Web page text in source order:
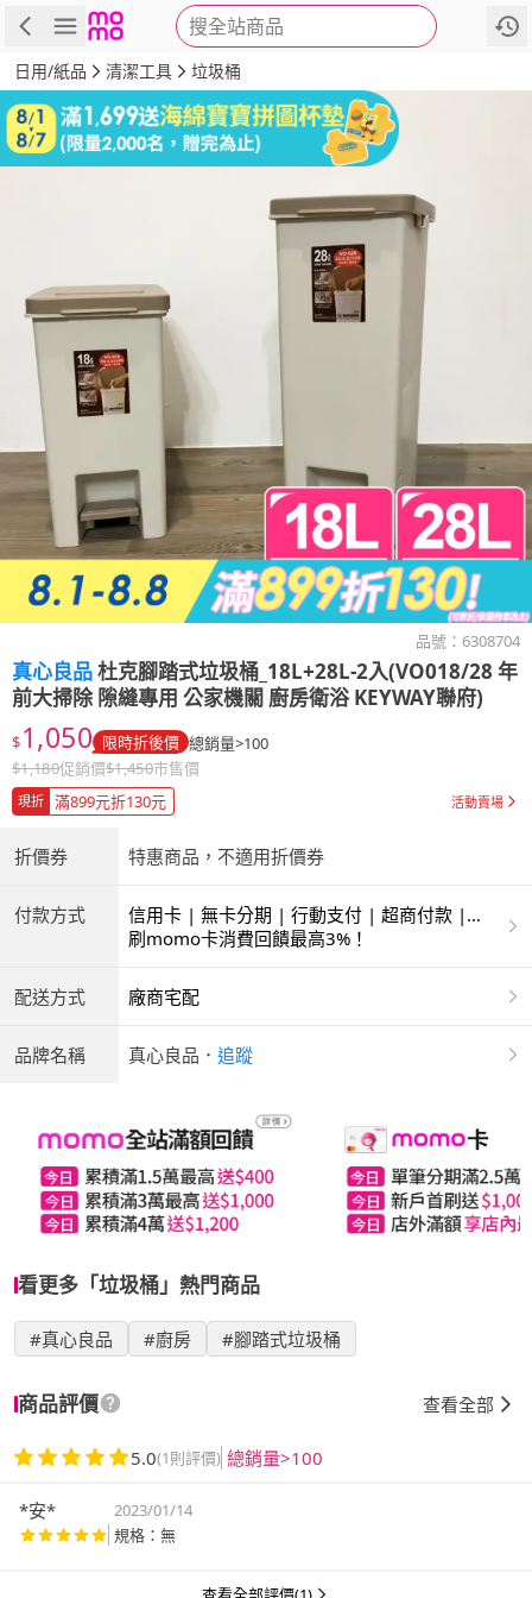
搜全站商品
商品 評價 詳情
日用/紙品 清潔工具 垃圾桶
品號： 6308704
真心良品杜克腳踏式垃圾桶_18L+28L-2入(VO018/28 年
前大掃除 隙縫專用 公家機關 廚房衛浴 KEYWAY聯府)
$1,050 限時折後價 總銷量>100
$1,180促銷價$1,450市售價
現折 滿899元折130元 活動賣場
折價券 特惠商品，不適用折價券
付款方式
信用卡 | 無卡分期 | 行動支付 | 超商付款 |
ATM | 銀聯卡
刷momo卡消費回饋最高3%！
配送方式 廠商宅配
品牌名稱 真心良品 ． 追蹤
看更多「垃圾桶」熱門商品
#真心良品 #廚房 #腳踏式垃圾桶
商品評價 查看全部
5.0(1則評價) 總銷量>100
*安*
2023/01/14
規格：無